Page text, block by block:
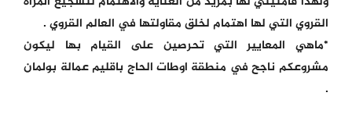
القروي التي لها اهتمام لخلق مقاولتها في العالم القروي .
*ماهي المعايير التي تحرصين على القيام بها ليكون
مشروعكم ناجح في منطقة اوطات الحاج باقليم عمالة بولمان
.